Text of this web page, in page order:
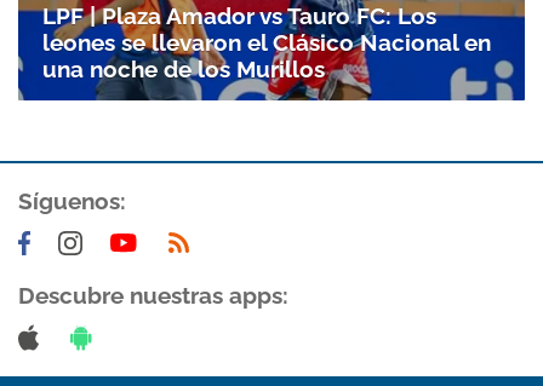
LPF | Plaza Amador vs Tauro FC: Los
leones se llevaron el Clásico Nacional en
una noche de los Murillos
Síguenos:
Descubre nuestras apps: